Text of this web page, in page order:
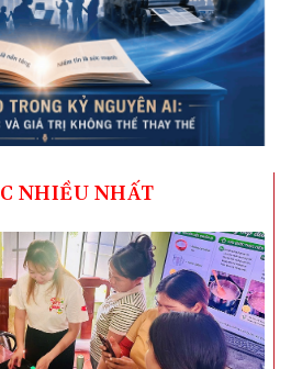
NHIỀU NHẤT